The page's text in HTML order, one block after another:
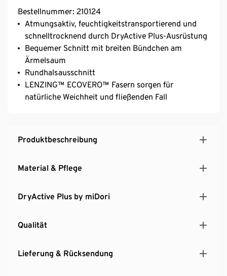
Bestellnummer: 210124
Atmungsaktiv, feuchtigkeitstransportierend und
schnelltrocknend durch DryActive Plus-Ausrüstung
Bequemer Schnitt mit breiten Bündchen am
Ärmelsaum
Rundhalsausschnitt
LENZING™ ECOVERO™ Fasern sorgen für
natürliche Weichheit und fließenden Fall
Produktbeschreibung
Material & Pflege
DryActive Plus by miDori
Qualität
Lieferung & Rücksendung